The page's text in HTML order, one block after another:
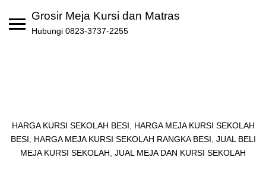
Grosir Meja Kursi dan Matras
Hubungi 0823-3737-2255
HARGA KURSI SEKOLAH BESI
HARGA MEJA KURSI SEKOLAH
BESI
HARGA MEJA KURSI SEKOLAH RANGKA BESI JUAL BELI
MEJA KURSI SEKOLAH JUAL MEJA DAN KURSI SEKOLAH